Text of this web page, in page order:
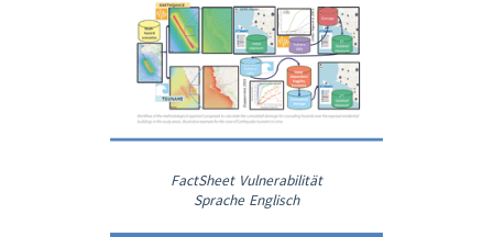
FactSheet Vulnerabilität
Sprache Englisch